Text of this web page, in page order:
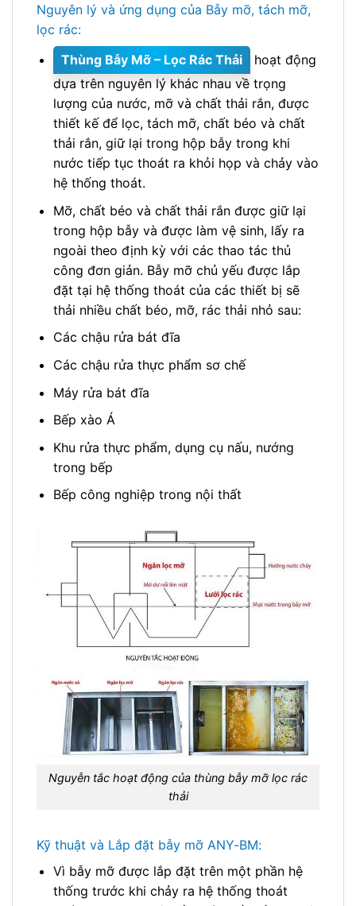
Nguyên lý và ứng dụng của Bẫy mỡ, tách mỡ,
lọc rác:
Thùng Bẫy Mỡ – Lọc Rác Thải
hoạt động
dựa trên nguyên lý khác nhau về trọng
lượng của nước, mỡ và chất thải rắn, được
thiết kế để lọc, tách mỡ, chất béo và chất
thải rắn, giữ lại trong hộp bẫy trong khi
nước tiếp tục thoát ra khỏi họp và chảy vào
hệ thống thoát.
Mỡ, chất béo và chất thải rắn được giữ lại
trong hộp bẫy và được làm vệ sinh, lấy ra
ngoài theo định kỳ với các thao tác thủ
công đơn giản. Bẫy mỡ chủ yếu được lắp
đặt tại hệ thống thoát của các thiết bị sẽ
thải nhiều chất béo, mỡ, rác thải nhỏ sau:
Các chậu rửa bát đĩa
Các chậu rửa thực phẩm sơ chế
Máy rửa bát đĩa
Bếp xào Á
Khu rửa thực phẩm, dụng cụ nấu, nướng
trong bếp
Bếp công nghiệp trong nội thất
Nguyễn tắc hoạt động của thùng bẫy mỡ lọc rác
thải
Kỹ thuật và Lắp đặt bẫy mỡ ANY-BM:
Vì bẫy mỡ được lắp đặt trên một phần hệ
thống trước khi chảy ra hệ thống thoát